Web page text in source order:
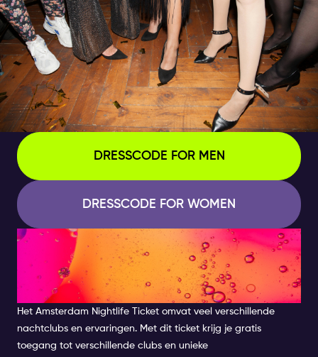
DRESSCODE FOR MEN
DRESSCODE FOR WOMEN
WAT ZIJN DE
KLEDINGVOORSCHRIFTEN IN
AMSTERDAMSE CLUBS?
Het Amsterdam Nightlife Ticket omvat veel verschillende
nachtclubs en ervaringen. Met dit ticket krijg je gratis
toegang tot verschillende clubs en unieke